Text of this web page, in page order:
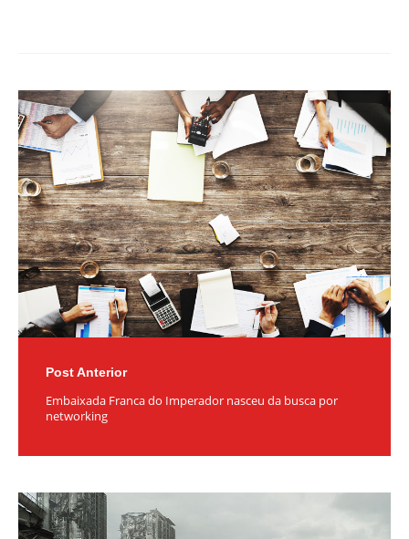
Post
navigation
Post Anterior
Embaixada Franca do Imperador nasceu da busca por
networking